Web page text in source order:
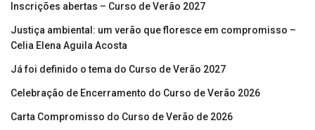
Inscrições abertas – Curso de Verão 2027
Justiça ambiental: um verão que floresce em compromisso –
Celia Elena Aguila Acosta
Já foi definido o tema do Curso de Verão 2027
Celebração de Encerramento do Curso de Verão 2026
Carta Compromisso do Curso de Verão de 2026